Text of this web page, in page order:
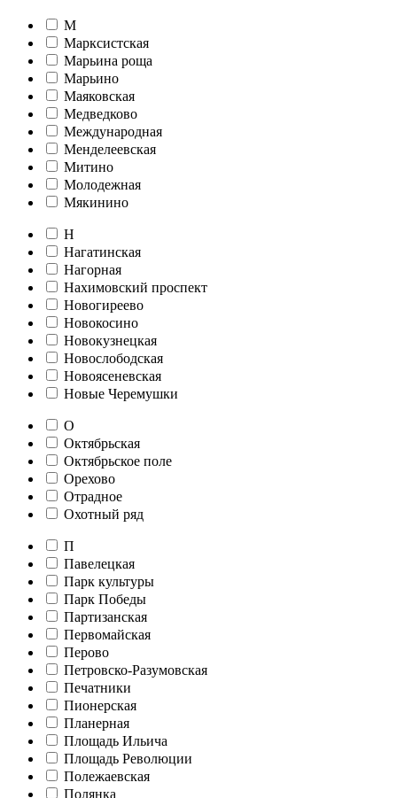
М
Марксистская
Марьина роща
Марьино
Маяковская
Медведково
Международная
Менделеевская
Митино
Молодежная
Мякинино
Н
Нагатинская
Нагорная
Нахимовский проспект
Новогиреево
Новокосино
Новокузнецкая
Новослободская
Новоясеневская
Новые Черемушки
О
Октябрьская
Октябрьское поле
Орехово
Отрадное
Охотный ряд
П
Павелецкая
Парк культуры
Парк Победы
Партизанская
Первомайская
Перово
Петровско-Разумовская
Печатники
Пионерская
Планерная
Площадь Ильича
Площадь Революции
Полежаевская
Полянка